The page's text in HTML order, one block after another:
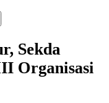
Sekda
Organisasi